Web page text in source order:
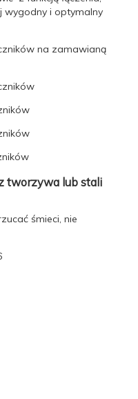
wygodny i optymalny
na zamawianą
tworzywa lub stali
śmieci, nie